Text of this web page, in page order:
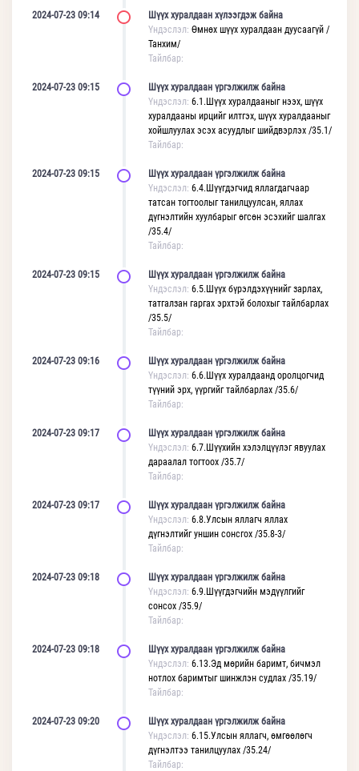
2024-07-23 09:14
Шүүх хуралдаан хүлээгдэж байна
Үндэслэл: Өмнөх шүүх хуралдаан дуусаагүй /
Танхим/
Тайлбар:
2024-07-23 09:15
Шүүх хуралдаан үргэлжилж байна
Үндэслэл: 6.1.Шүүх хуралдааныг нээх, шүүх
хуралдааны ирцийг илтгэх, шүүх хуралдааныг
хойшлуулах эсэх асуудлыг шийдвэрлэх /35.1/
Тайлбар:
2024-07-23 09:15
Шүүх хуралдаан үргэлжилж байна
Үндэслэл: 6.4.Шүүгдэгчид яллагдагчаар
татсан тогтоолыг танилцуулсан, яллах
дүгнэлтийн хуулбарыг өгсөн эсэхийг шалгах
/35.4/
Тайлбар:
2024-07-23 09:15
Шүүх хуралдаан үргэлжилж байна
Үндэслэл: 6.5.Шүүх бүрэлдэхүүнийг зарлах,
татгалзан гаргах эрхтэй болохыг тайлбарлах
/35.5/
Тайлбар:
2024-07-23 09:16
Шүүх хуралдаан үргэлжилж байна
Үндэслэл: 6.6.Шүүх хуралдаанд оролцогчид
түүний эрх, үүргийг тайлбарлах /35.6/
Тайлбар:
2024-07-23 09:17
Шүүх хуралдаан үргэлжилж байна
Үндэслэл: 6.7.Шүүхийн хэлэлцүүлэг явуулах
дараалал тогтоох /35.7/
Тайлбар:
2024-07-23 09:17
Шүүх хуралдаан үргэлжилж байна
Үндэслэл: 6.8.Улсын яллагч яллах
дүгнэлтийг уншин сонсгох /35.8-3/
Тайлбар:
2024-07-23 09:18
Шүүх хуралдаан үргэлжилж байна
Үндэслэл: 6.9.Шүүгдэгчийн мэдүүлгийг
сонсох /35.9/
Тайлбар:
2024-07-23 09:18
Шүүх хуралдаан үргэлжилж байна
Үндэслэл: 6.13.Эд мөрийн баримт, бичмэл
нотлох баримтыг шинжлэн судлах /35.19/
Тайлбар:
2024-07-23 09:20
Шүүх хуралдаан үргэлжилж байна
Үндэслэл: 6.15.Улсын яллагч, өмгөөлөгч
дүгнэлтээ танилцуулах /35.24/
Тайлбар: